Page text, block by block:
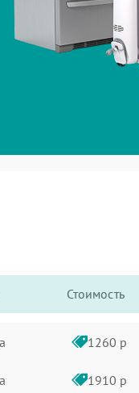
Стоимость
1260 р
1910 р